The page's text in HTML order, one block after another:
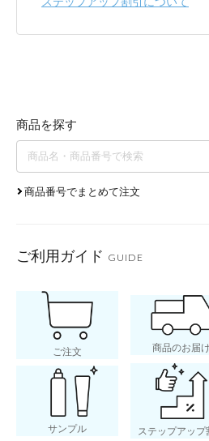
商品を探す
商品番号でまとめて注文
ご利用ガイド GUIDE
ご注文 商品のお届け
サンプル ステップアップ